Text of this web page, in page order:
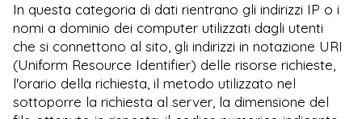
In questa categoria di dati rientrano gli indirizzi IP o i
nomi a dominio dei computer utilizzati dagli utenti
che si connettono al sito, gli indirizzi in notazione URI
(Uniform Resource Identifier) delle risorse richieste,
l'orario della richiesta, il metodo utilizzato nel
sottoporre la richiesta al server, la dimensione del